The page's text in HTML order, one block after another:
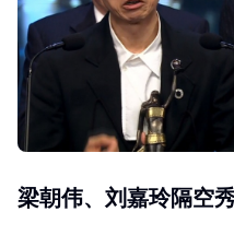
梁朝伟、刘嘉玲隔空